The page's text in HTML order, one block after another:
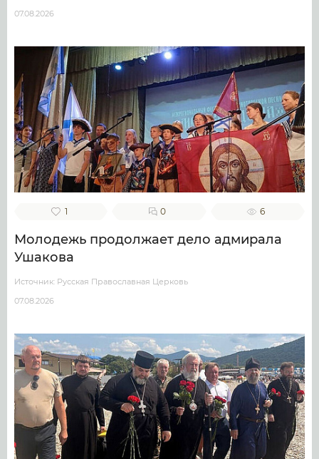
07.08.2026
1 0 6
Молодежь продолжает дело адмирала
Ушакова
Источник: Русская Православная Церковь
07.08.2026